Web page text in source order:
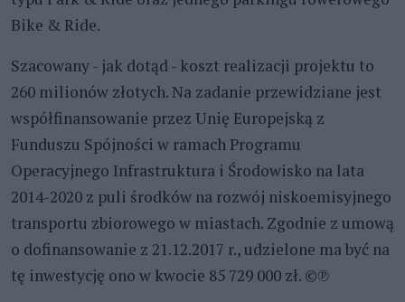
Bike & Ride.
Szacowany - jak dotąd - koszt realizacji projektu to
260 milionów złotych. Na zadanie przewidziane jest
współfinansowanie przez Unię Europejską z
Funduszu Spójności w ramach Programu
Operacyjnego Infrastruktura i Środowisko na lata
2014-2020 z puli środków na rozwój niskoemisyjnego
transportu zbiorowego w miastach. Zgodnie z umową
o dofinansowanie z 21.12.2017 r., udzielone ma być na
tę inwestycję ono w kwocie 85 729 000 zł. ©℗